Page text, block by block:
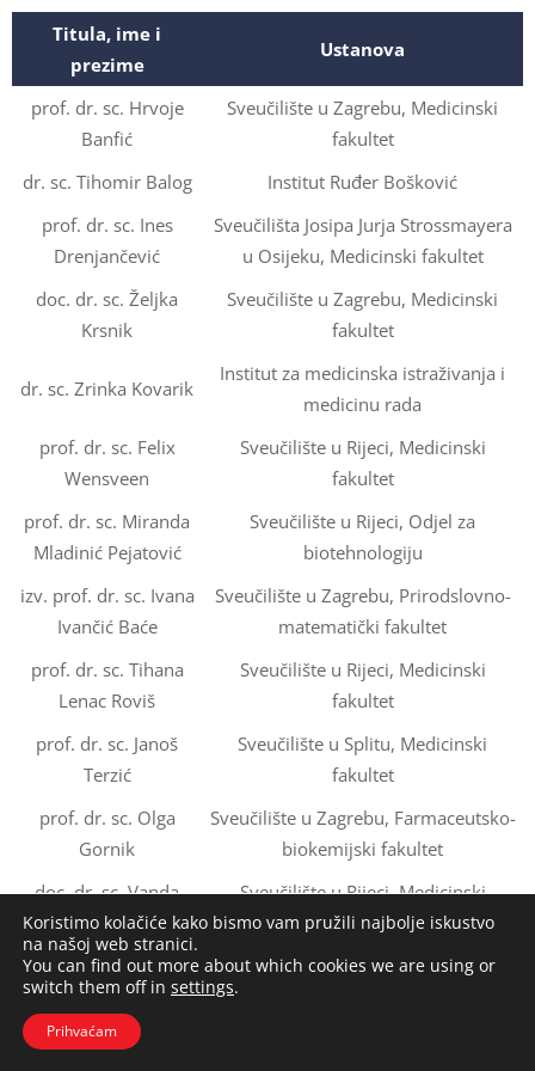
Titula, ime i
prezime
Ustanova
prof. dr. sc. Hrvoje
Banfić
Sveučilište u Zagrebu, Medicinski
fakultet
dr. sc. Tihomir Balog
Institut Ruđer Bošković
prof. dr. sc. Ines
Drenjančević
Sveučilišta Josipa Jurja Strossmayera
u Osijeku, Medicinski fakultet
doc. dr. sc. Željka
Krsnik
Sveučilište u Zagrebu, Medicinski
fakultet
dr. sc. Zrinka Kovarik
Institut za medicinska istraživanja i
medicinu rada
prof. dr. sc. Felix
Wensveen
Sveučilište u Rijeci, Medicinski
fakultet
prof. dr. sc. Miranda
Mladinić Pejatović
Sveučilište u Rijeci, Odjel za
biotehnologiju
izv. prof. dr. sc. Ivana
Ivančić Baće
Sveučilište u Zagrebu, Prirodslovno-
matematički fakultet
prof. dr. sc. Tihana
Lenac Roviš
Sveučilište u Rijeci, Medicinski
fakultet
prof. dr. sc. Janoš
Terzić
Sveučilište u Splitu, Medicinski
fakultet
prof. dr. sc. Olga
Gornik
Sveučilište u Zagrebu, Farmaceutsko-
biokemijski fakultet
doc. dr. sc. Vanda
Juranić Lisnić
Sveučilište u Rijeci, Medicinski
fakultet
Koristimo kolačiće kako bismo vam pružili najbolje iskustvo
na našoj web stranici.
You can find out more about which cookies we are using or
switch them off in settings.
Prihvaćam